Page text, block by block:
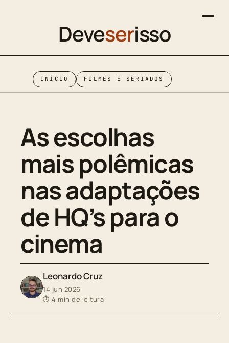
Deveserisso
INÍCIO FILMES E SERIADOS
As escolhas
mais polêmicas
nas adaptações
de HQ’s para o
cinema
Leonardo Cruz
14 jun 2026
⏱ 4 min de leitura